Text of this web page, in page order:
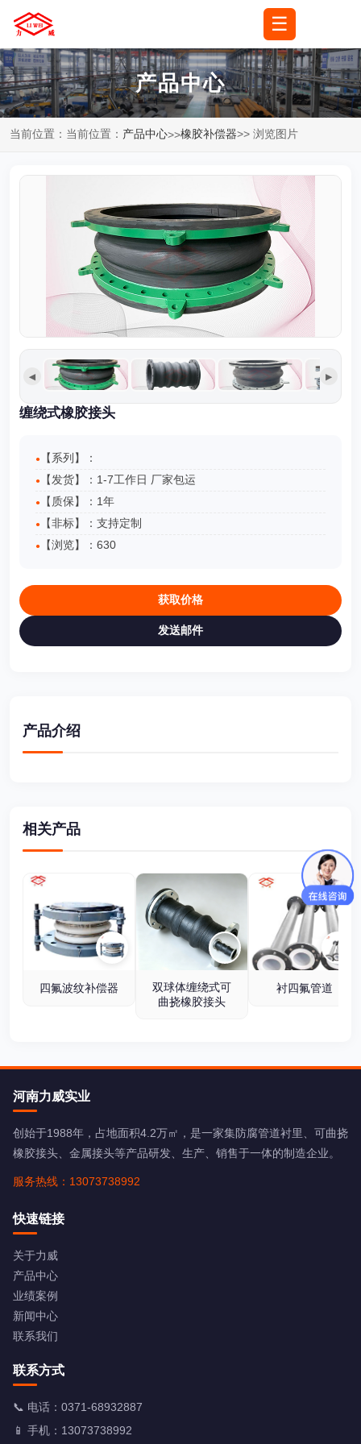
☰
产品中心
当前位置：当前位置： 产品中心>>橡胶补偿器>> 浏览图片
◀ ▶
缠绕式橡胶接头
【系列】：
【发货】：1-7工作日 厂家包运
【质保】：1年
【非标】：支持定制
【浏览】： 630
获取价格
发送邮件
产品介绍
相关产品
四氟波纹补偿器
双球体缠绕式可
曲挠橡胶接头
衬四氟管道
河南力威实业
创始于1988年，占地面积4.2万㎡，是一家集防腐管道衬里、可曲挠
橡胶接头、金属接头等产品研发、生产、销售于一体的制造企业。
服务热线：13073738992
快速链接
关于力威
产品中心
业绩案例
新闻中心
联系我们
联系方式
📞 电话： 0371-68932887
📱 手机： 13073738992